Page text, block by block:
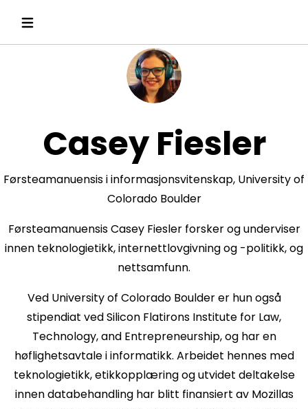
Casey Fiesler
Førsteamanuensis i informasjonsvitenskap, University of
Colorado Boulder
Førsteamanuensis Casey Fiesler forsker og underviser
innen teknologietikk, internettlovgivning og -politikk, og
nettsamfunn.
Ved University of Colorado Boulder er hun også
stipendiat ved Silicon Flatirons Institute for Law,
Technology, and Entrepreneurship, og har en
høflighetsavtale i informatikk. Arbeidet hennes med
teknologietikk, etikkopplæring og utvidet deltakelse
innen databehandling har blitt finansiert av Mozillas